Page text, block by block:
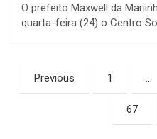
O prefeito Maxwell da
quarta-feira (24) o Centro
Paginação
de
Previous 1 …
67